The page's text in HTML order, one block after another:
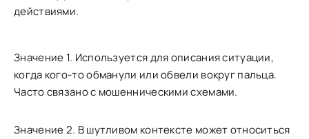
действиями.
Значение 1. Используется для описания ситуации,
когда кого-то обманули или обвели вокруг пальца.
Часто связано с мошенническими схемами.
Значение 2. В шутливом контексте может относиться